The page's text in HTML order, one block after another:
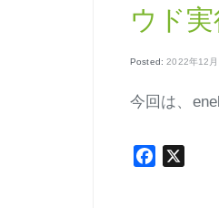
ウド
Posted:2022年12月
今回は、
Facebook